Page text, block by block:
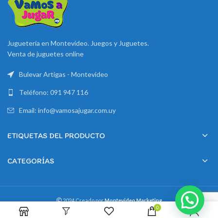
Juguetería en Montevideo. Juegos y Juguetes.
Venta de juguetes online
Bulevar Artigas - Montevideo
Teléfono: 091 947 116
Email: info@vamosajugar.com.uy
ETIQUETAS DEL PRODUCTO
CATEGORÍAS
2024 Creado porMontevideo Marketing
0